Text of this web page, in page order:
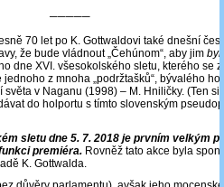
─────
70 let po K. Gottwaldovi také dnešní
že bude vládnout „Čehúnom“, aby jim
dne XVI. všesokolského sletu, kterého se
z mnoha „podržtašků“, bývalého
v Naganu (1998) – M. Hniličky. (Ten si
do holportu s tímto slovenským
sletu dne 5. 7. 2018 je prvním velkým
premiéra. Rovněž tato akce byla
K. Gottwalda.